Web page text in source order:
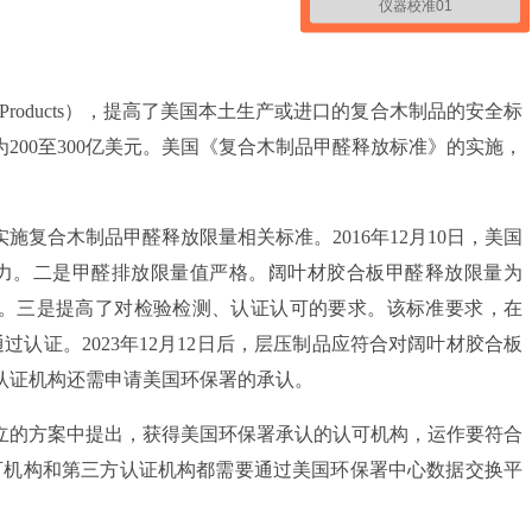
），提高了美国本土生产或进口的复合木制品的安全标
至300亿美元。美国《复合木制品甲醛释放标准》的实施，
合木制品甲醛释放限量相关标准。2016年12月10日，美国
二是甲醛排放限量值严格。阔叶材胶合板甲醛释放限量为
三是提高了对检验检测、认证认可的要求。该标准要求，在
认证。2023年12月12日后，层压制品应符合对阔叶材胶合板
机构还需申请美国环保署的承认。
方案中提出，获得美国环保署承认的认可机构，运作要符合
构和第三方认证机构都需要通过美国环保署中心数据交换平
仪器校准01